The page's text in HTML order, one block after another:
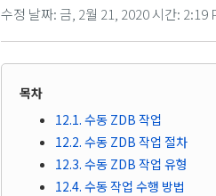
수정 날짜: 금, 2월 21, 2020 시간: 2:19
목차
12.1. 수동 ZDB 작업
12.2. 수동 ZDB 작업 절차
12.3. 수동 ZDB 작업 유형
12.4. 수동 작업 수행 방법